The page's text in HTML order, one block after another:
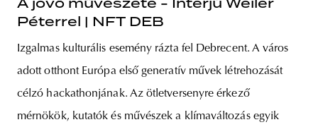
A jövő művészete - Interjú Weiler
Péterrel | NFT DEB
Izgalmas kulturális esemény rázta fel Debrecent. A város
adott otthont Európa első generatív művek létrehozását
célzó hackathonjának. Az ötletversenyre érkező
mérnökök, kutatók és művészek a klímaváltozás egyik